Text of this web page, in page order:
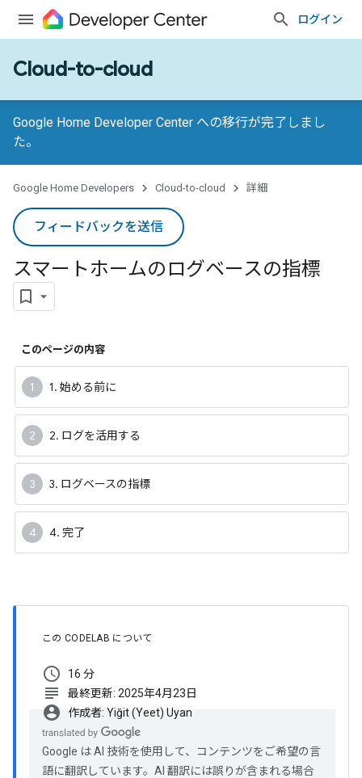
ログイン
Cloud-to-cloud
Google Home Developer Center への移行が完了しまし
た。
Google Home Developers Cloud-to-cloud 詳細
フィードバックを送信
スマートホームのログベースの指標
このページの内容
1. 始める前に
2. ログを活用する
3. ログベースの指標
4. 完了
この CODELAB について
schedule 16 分
subject 最終更新: 2025年4月23日
account_circle 作成者: Yiğit (Yeet) Uyan
Google は AI 技術を使用して、コンテンツをご希望の言
語に翻訳しています。AI 翻訳には誤りが含まれる場合